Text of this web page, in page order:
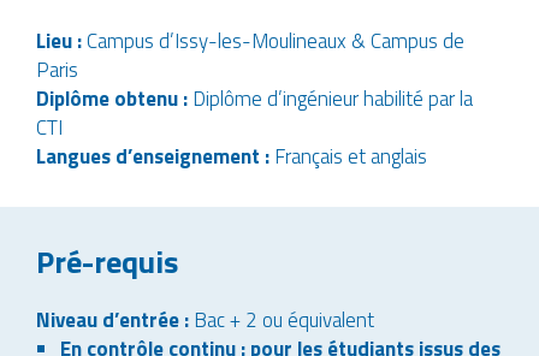
Lieu :Campus d’Issy-les-Moulineaux & Campus de
Paris
Diplôme obtenu :Diplôme d’ingénieur habilité par la
CTI
Langues d’enseignement :Français et anglais
Pré-requis
Niveau d’entrée :Bac + 2 ou équivalent
En contrôle continu : pour les étudiants issus des